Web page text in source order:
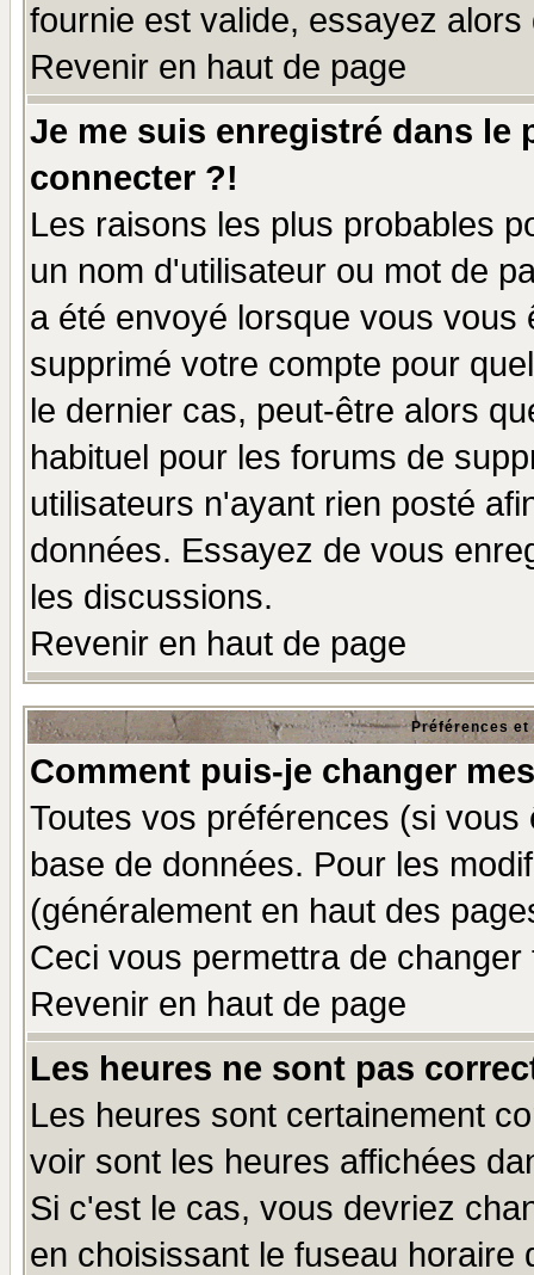
fournie est valide, essayez
Revenir en haut de page
Je me suis enregistré dans le
connecter ?!
Les raisons les plus probables
un nom d'utilisateur ou mot de
a été envoyé lorsque vous
supprimé votre compte pour
le dernier cas, peut-être alors
habituel pour les forums de
utilisateurs n'ayant rien posté
données. Essayez de vous
les discussions.
Revenir en haut de page
Préférences
Comment puis-je changer
Toutes vos préférences (si
base de données. Pour les
(généralement en haut des
Ceci vous permettra de
Revenir en haut de page
Les heures ne sont pas
Les heures sont certainement
voir sont les heures affichées
Si c'est le cas, vous devriez
en choisissant le fuseau